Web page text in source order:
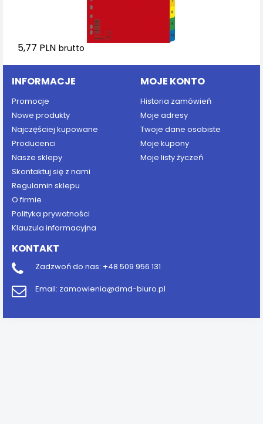
5,77 PLN brutto
INFORMACJE
Promocje
Nowe produkty
Najczęściej kupowane
Producenci
Nasze sklepy
Skontaktuj się z nami
Regulamin sklepu
O firmie
Polityka prywatności
Klauzula informacyjna
MOJE KONTO
Historia zamówień
Moje adresy
Twoje dane osobiste
Moje kupony
Moje listy życzeń
KONTAKT
Zadzwoń do nas: +48 509 956 131
Email: zamowienia@dmd-biuro.pl